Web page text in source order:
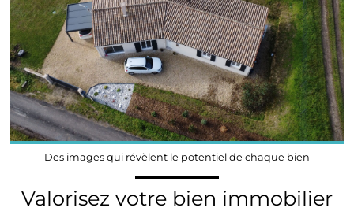
Des images qui révèlent le potentiel de chaque bien
Valorisez votre bien immobilier